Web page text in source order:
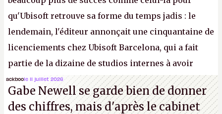
qu'Ubisoft retrouve sa forme du temps jadis : le
lendemain, l'éditeur annonçait une cinquantaine de
licenciements chez Ubisoft Barcelona, qui a fait
partie de la dizaine de studios internes à avoir
travaillé sur cetAssassin's Creedsous la direction
d'Ubisoft Singapour.A.
ackboole 11 juillet 2026
Gabe Newell se garde bien de donner
des chiffres, mais d'après le cabinet